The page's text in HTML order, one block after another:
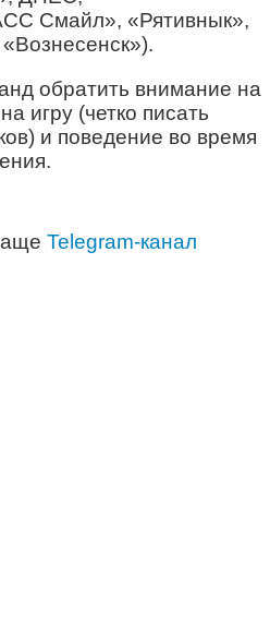
Смайл», «Рятивнык»,
обратить внимание на
игру (четко писать
и поведение во время
Telegram-канал